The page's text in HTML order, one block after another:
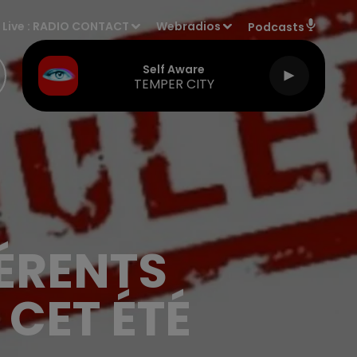
Live : RADIO CONTACT Webradios Podcasts
Self Aware
TEMPER CITY
ÉTÉ